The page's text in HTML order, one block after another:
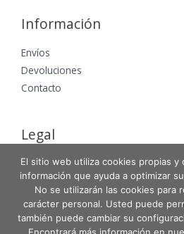
Información
Envíos
Devoluciones
Contacto
Legal
Aviso Legal
Política de Privacidad
Política de Cookies
El sitio web utiliza cookies propias y
información que ayuda a optimizar
No se utilizarán las cookies para
carácter personal. Usted puede
también puede cambiar su